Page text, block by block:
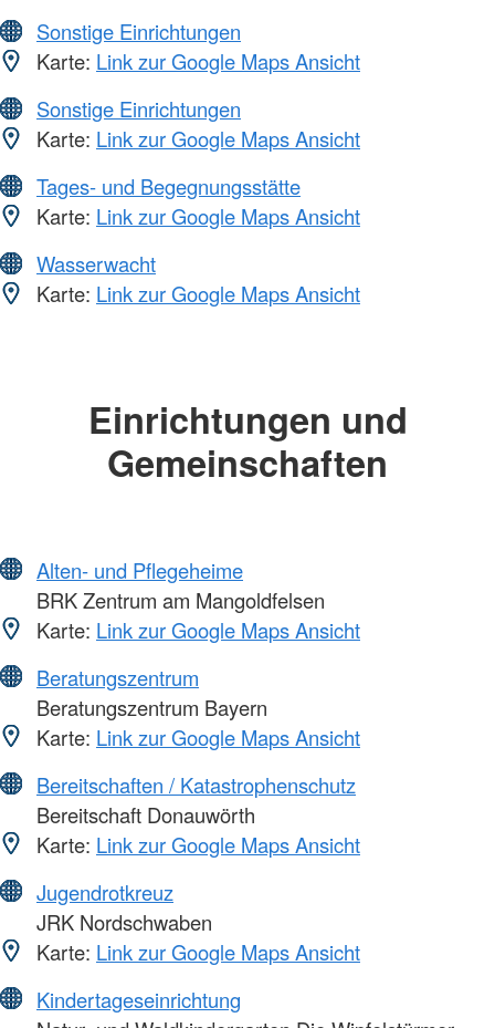
Sonstige Einrichtungen
Karte: Link zur Google Maps Ansicht
Sonstige Einrichtungen
Karte: Link zur Google Maps Ansicht
Tages- und Begegnungsstätte
Karte: Link zur Google Maps Ansicht
Wasserwacht
Karte: Link zur Google Maps Ansicht
Einrichtungen und
Gemeinschaften
Alten- und Pflegeheime
BRK Zentrum am Mangoldfelsen
Karte: Link zur Google Maps Ansicht
Beratungszentrum
Beratungszentrum Bayern
Karte: Link zur Google Maps Ansicht
Bereitschaften / Katastrophenschutz
Bereitschaft Donauwörth
Karte: Link zur Google Maps Ansicht
Jugendrotkreuz
JRK Nordschwaben
Karte: Link zur Google Maps Ansicht
Kindertageseinrichtung